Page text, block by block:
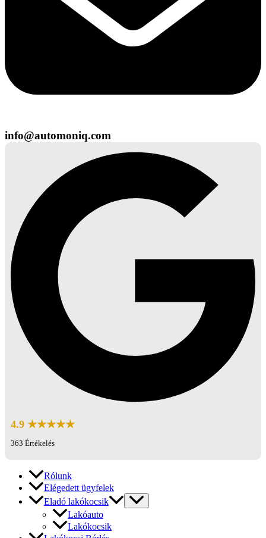
info@automoniq.com
4.9 ★★★★★
363 Értékelés
Rólunk
Elégedett ügyfelek
Eladó lakókocsik
Lakóauto
Lakókocsik